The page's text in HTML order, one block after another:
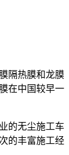
隔热膜和龙膜
在中国较早一
的无尘施工车
的丰富施工经